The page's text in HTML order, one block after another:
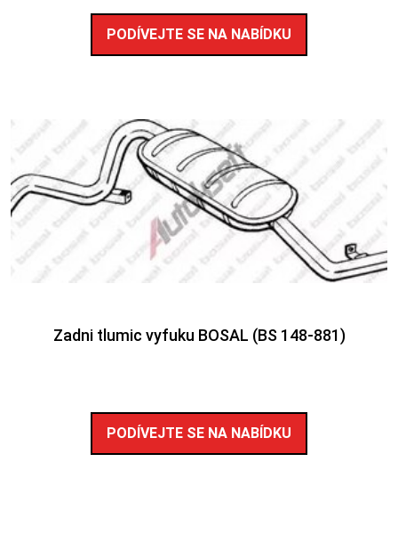
PODÍVEJTE SE NA NABÍDKU
Zadni tlumic vyfuku BOSAL (BS 148-881)
PODÍVEJTE SE NA NABÍDKU